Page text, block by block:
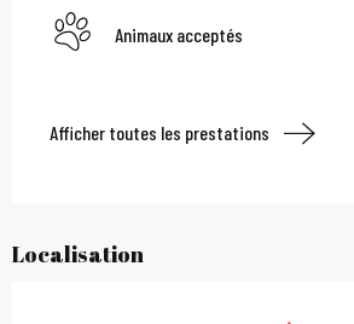
Animaux acceptés
Afficher toutes les prestations
Localisation